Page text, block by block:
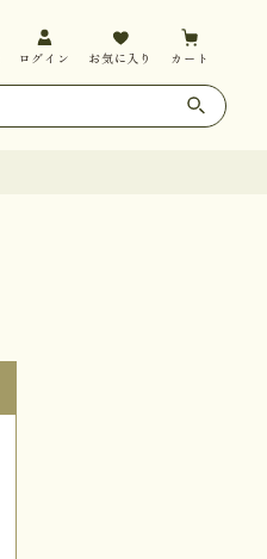
ログイン お気に入り カート